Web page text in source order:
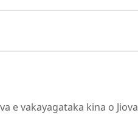
e vakayagataka kina o Jiova